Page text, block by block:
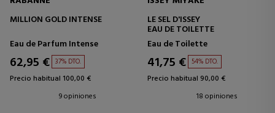
MILLION GOLD INTENSE
Eau de Parfum Intense
62,95 € 37% DTO.
Precio habitual 100,00 €
9 opiniones
LE SEL D'ISSEY
EAU DE TOILETTE
Eau de Toilette
41,75 € 54% DTO.
Precio habitual 90,00 €
18 opiniones